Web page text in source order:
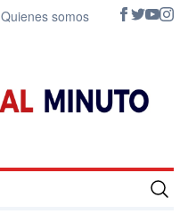
Quienes somos